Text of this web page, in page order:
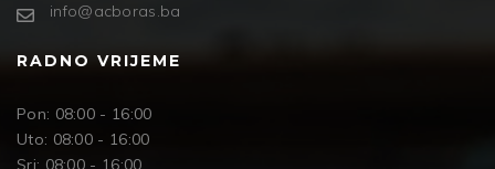
info@acboras.ba
RADNO VRIJEME
Pon: 08:00 - 16:00
Uto: 08:00 - 16:00
Sri: 08:00 - 16:00